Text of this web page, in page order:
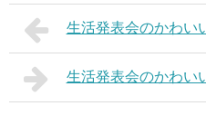
生活発表会のかわい
生活発表会のかわい